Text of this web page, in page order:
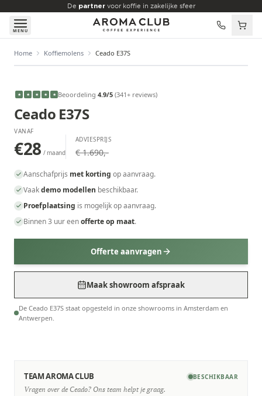
Skip to main content
De partnervoor koffie in zakelijke sfeer
MENU
Home Koffiemolens Ceado E37S
€28 /maand
★ ★ ★ ★ ★ Beoordeling 4.9/5 (341+ reviews)
Ceado E37S
VANAF
€28 / maand
ADVIESPRIJS
€ 1.690,-
Aanschafprijs met korting op aanvraag.
Vaakdemo modellen beschikbaar.
Proefplaatsing is mogelijk op aanvraag.
Binnen 3 uur eenofferte op maat.
Offerte aanvragen
Maak showroom afspraak
De Ceado E37S staat opgesteld in onze showrooms in Amsterdam en
Antwerpen.
TEAM AROMA CLUB BESCHIKBAAR
Vragen over de Ceado? Ons team helpt je graag.